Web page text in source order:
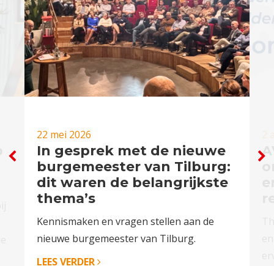
22 mei 2026
In gesprek met de nieuwe
burgemeester van Tilburg:
dit waren de belangrijkste
thema’s
Kennismaken en vragen stellen aan de
nieuwe burgemeester van Tilburg.
LEES VERDER
2